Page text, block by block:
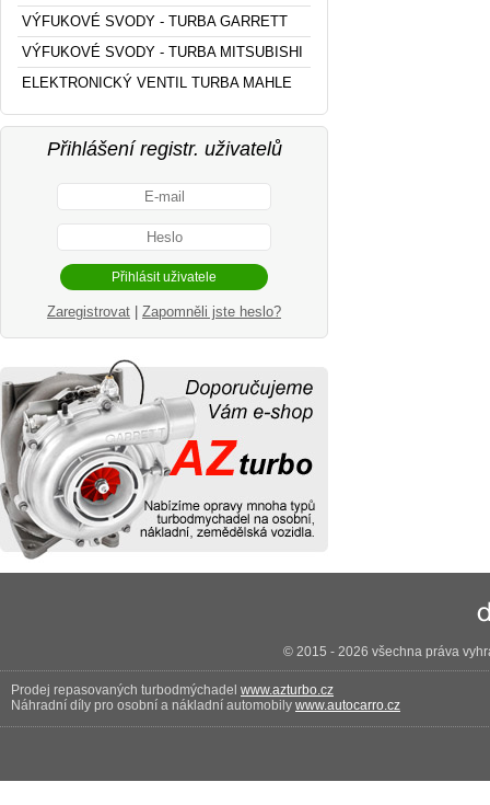
VÝFUKOVÉ SVODY - TURBA GARRETT
VÝFUKOVÉ SVODY - TURBA MITSUBISHI
ELEKTRONICKÝ VENTIL TURBA MAHLE
Přihlášení registr. uživatelů
Zaregistrovat Zapomněli jste heslo?
© 2015 - 2026 všechna práva
Prodej repasovaných turbodmýchadel www.azturbo.cz
Náhradní díly pro osobní a nákladní automobily www.autocarro.cz